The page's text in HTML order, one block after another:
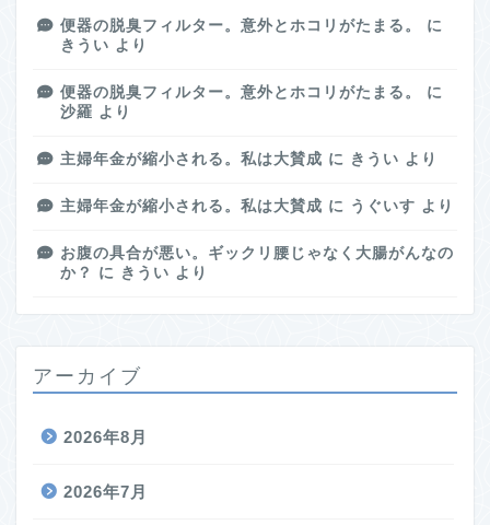
便器の脱臭フィルター。意外とホコリがたまる。
に
きうい より
便器の脱臭フィルター。意外とホコリがたまる。
に
沙羅 より
主婦年金が縮小される。私は大賛成 に きうい より
主婦年金が縮小される。私は大賛成 に うぐいす より
お腹の具合が悪い。ギックリ腰じゃなく大腸がんなの
か？
に きうい より
アーカイブ
2026年8月
2026年7月